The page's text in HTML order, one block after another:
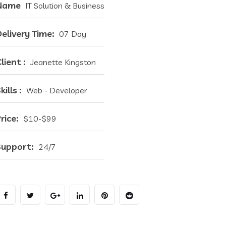
IT Solution & Business
Time: 07 Day
: Jeanette Kingston
: Web - Developer
$10-$99
24/7